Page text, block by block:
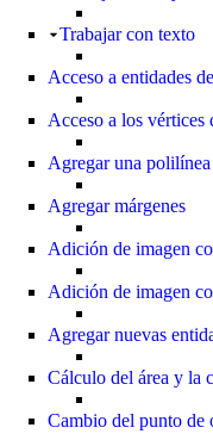
Trabajar con texto
Acceso a entidades
Acceso a los
Agregar una polilínea
Agregar márgenes
Adición de imagen
Adición de imagen
Agregar nuevas
Cálculo del área y la
Cambio del punto de